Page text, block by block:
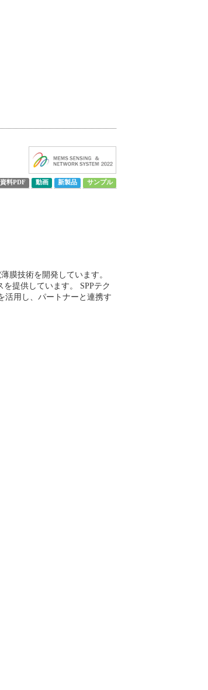
資料PDF 動画 新製品 サンプル
膜技術を開発しています。
を提供しています。 SPPテク
活用し、パートナーと連携す